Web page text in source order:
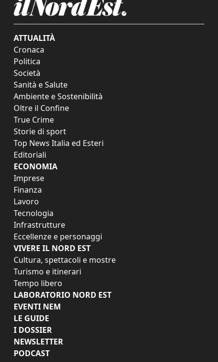
ATTUALITÀ
Cronaca
Politica
Società
Sanità e Salute
Ambiente e Sostenibilità
Oltre il Confine
True Crime
Storie di sport
Top News Italia ed Esteri
Editoriali
ECONOMIA
Imprese
Finanza
Lavoro
Tecnologia
Infrastrutture
Eccellenze e personaggi
VIVERE IL NORD EST
Cultura, spettacoli e mostre
Turismo e itinerari
Tempo libero
LABORATORIO NORD EST
EVENTI NEM
LE GUIDE
I DOSSIER
NEWSLETTER
PODCAST